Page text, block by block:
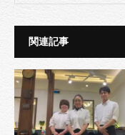
関連記事